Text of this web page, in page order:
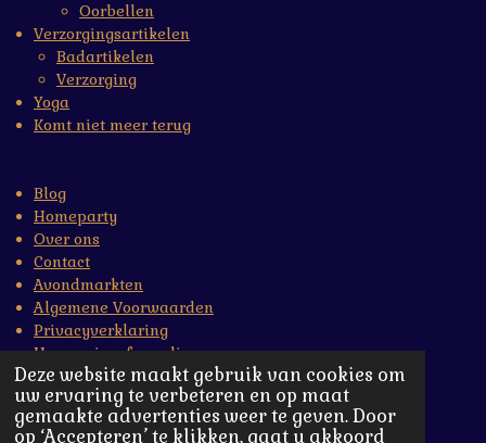
Deze website maakt gebruik van cookies om
uw ervaring te verbeteren en op maat
gemaakte advertenties weer te geven. Door
op ‘Accepteren’ te klikken, gaat u akkoord
Oorbellen
Verzorgingsartikelen
Badartikelen
Verzorging
Yoga
Komt niet meer terug
Blog
Homeparty
Over ons
Contact
Avondmarkten
Algemene Voorwaarden
Privacyverklaring
Herroepingsformulier
Nieuwsbrief inschrijven
© Copyright 2023-2026 LeLu's